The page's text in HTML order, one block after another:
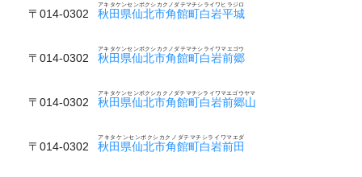
〒014-0302 秋田県仙北市角館町白岩平城
アキタケンセンボクシカクノダテマチシライワヒラジロ
〒014-0302 秋田県仙北市角館町白岩前郷
アキタケンセンボクシカクノダテマチシライワマエゴウ
〒014-0302 秋田県仙北市角館町白岩前郷山
アキタケンセンボクシカクノダテマチシライワマエゴウヤマ
〒014-0302 秋田県仙北市角館町白岩前田
アキタケンセンボクシカクノダテマチシライワマエダ